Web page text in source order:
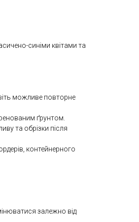
синіми квітами та
можливе повторне
ґрунтом.
та обрізки після
контейнерного
залежно від